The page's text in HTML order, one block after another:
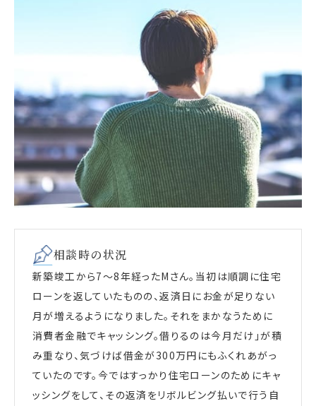
相談時の状況
新築竣工から7～8年経ったMさん。当初は順調に住宅
ローンを返していたものの、返済日にお金が足りない
月が増えるようになりました。それをまかなうために
消費者金融でキャッシング。借りるのは今月だけ」が積
み重なり、気づけば借金が300万円にもふくれあがっ
ていたのです。今ではすっかり住宅ローンのためにキャ
ッシングをして、その返済をリボルビング払いで行う自